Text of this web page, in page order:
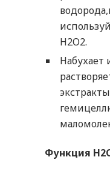
H2O2.
Набухает
Функция